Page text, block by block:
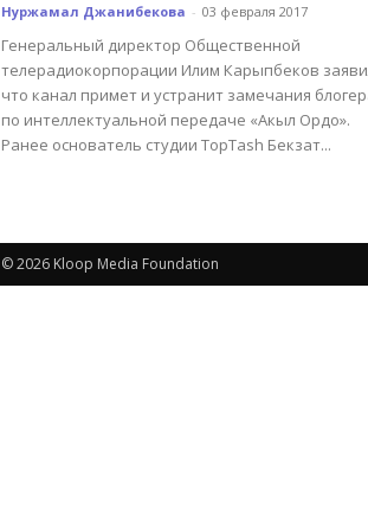
Нуржамал Джанибекова - 03 февраля 2017
Генеральный директор Общественной
телерадиокорпорации Илим Карыпбеков
что канал примет и устранит замечания
по интеллектуальной передаче «Акыл Ордо».
Ранее основатель студии TopTash Бекзат...
© 2026 Kloop Media Foundation